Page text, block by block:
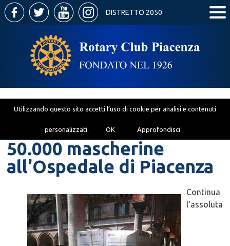
Utilizzando questo sito accetti l’uso di cookie per analisi e contenuti
personalizzati. OK Approfondisci
50.000 mascherine
all'Ospedale di Piacenza
Continua
l'assoluta
DISTRETTO 2050